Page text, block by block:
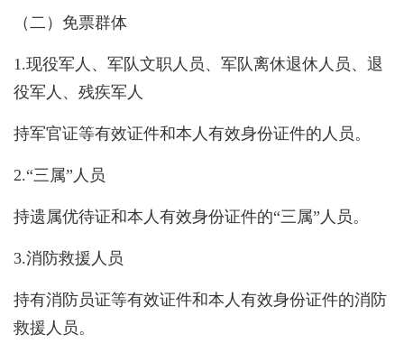
（二）免票群体
1.现役军人、军队文职人员、军队离休退休人员、退
役军人、残疾军人
持军官证等有效证件和本人有效身份证件的人员。
2.“三属”人员
持遗属优待证和本人有效身份证件的“三属”人员。
3.消防救援人员
持有消防员证等有效证件和本人有效身份证件的消防
救援人员。